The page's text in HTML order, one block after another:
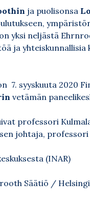
ja puolisonsa
yksi neljästä
ja
7. syyskuuta 2020
vetämän
professori
johtaja, professori
(INAR)
Sää­tiö /